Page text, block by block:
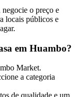
negocie o preço e
locais públicos e
em Huambo?
Market.
a categoria